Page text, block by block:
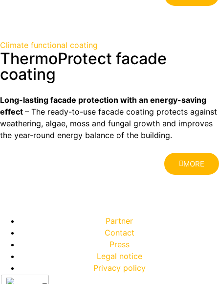
Climate functional coating
ThermoProtect facade
coating
Long-lasting facade protection with an energy-saving
effect – The ready-to-use facade coating protects against
weathering, algae, moss and fungal growth and improves
the year-round energy balance of the building.
MORE
Partner
Contact
Press
Legal notice
Privacy policy